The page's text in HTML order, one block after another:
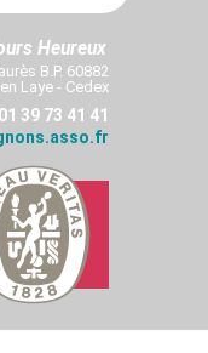
Heureux
B.P. 60882
Laye - Cedex
39 73 41 41